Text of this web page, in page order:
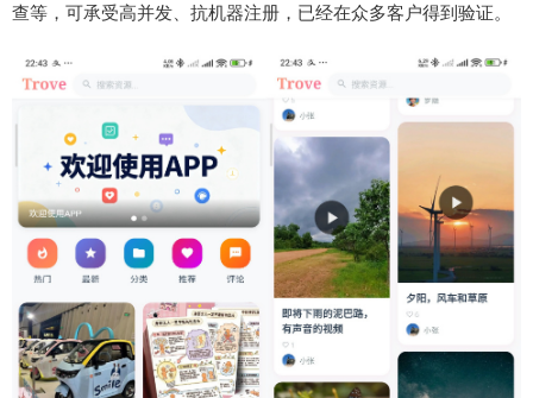
查等，可承受高并发、抗机器注册，已经在众多客户得到验证。